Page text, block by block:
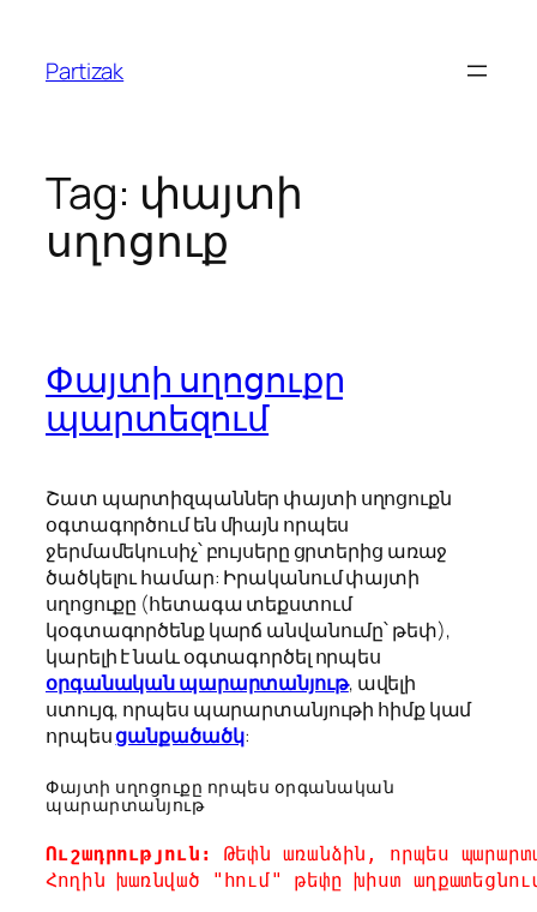
content
Partizak
Tag: փայտի
սղոցուք
Փայտի սղոցուքը
պարտեզում
Շատ պարտիզպաններ փայտի սղոցուքն
օգտագործում են միայն որպես
ջերմամեկուսիչ՝ բույսերը ցրտերից առաջ
ծածկելու համար: Իրականում փայտի
սղոցուքը (հետագա տեքստում
կօգտագործենք կարճ անվանումը՝ թեփ),
կարելի է նաև օգտագործել որպես
օրգանական պարարտանյութ, ավելի
ստույգ, որպես պարարտանյութի հիմք կամ
որպեսցանքածածկ:
Փայտի սղոցուքը որպես օրգանական
պարարտանյութ
Ուշադրություն:
Թեփն առանձին, որպես
Հողին խառնված "հում" թեփը խիստ